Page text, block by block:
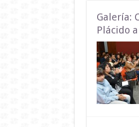
Galería:
Plácido